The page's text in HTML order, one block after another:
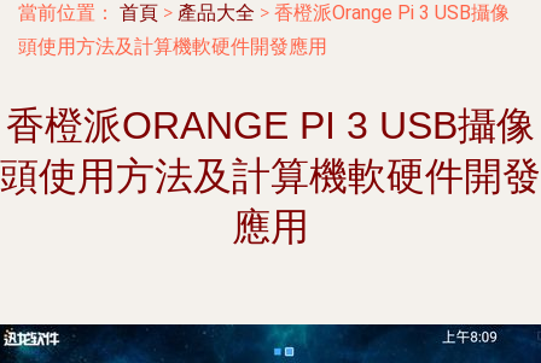
當前位置： 首頁 > 產品大全 > 香橙派Orange Pi 3 USB攝像
頭使用方法及計算機軟硬件開發應用
香橙派ORANGE PI 3 USB攝像
頭使用方法及計算機軟硬件開發
應用